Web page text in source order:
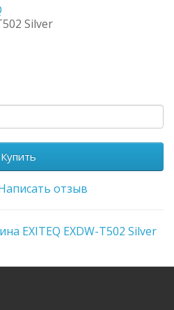
Silver
Купить
отзыв
EXITEQ EXDW-T502 Silver